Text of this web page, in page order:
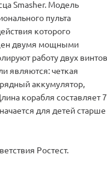
Smasher. Модель
пульта
которого
двумя мощными
работу двух
являются: четкая
аккумулятор,
корабля составляет
для детей
Ростест.